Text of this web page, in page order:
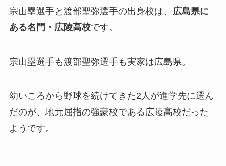
宗山塁選手と渡部聖弥選手の出身校は、 広島県に
ある名門・広陵高校です。
宗山塁選手も渡部聖弥選手も実家は広島県。
幼いころから野球を続けてきた2人が進学先に選ん
だのが、地元屈指の強豪校である広陵高校だった
ようです。